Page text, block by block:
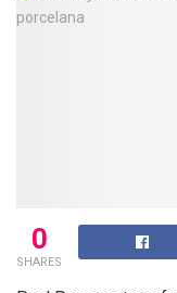
0
SHARES